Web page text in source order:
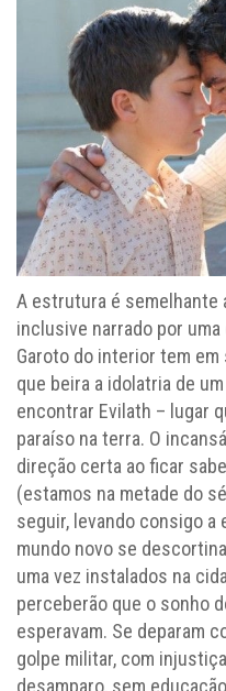
A estrutura é semelhante
inclusive narrado por
Garoto do interior tem em
que beira a idolatria de
encontrar Evilath – lugar
paraíso na terra. O
direção certa ao ficar
(estamos na metade do
seguir, levando consigo
mundo novo se
uma vez instalados na
perceberão que o sonho
esperavam. Se deparam
golpe militar, com
desamparo, sem